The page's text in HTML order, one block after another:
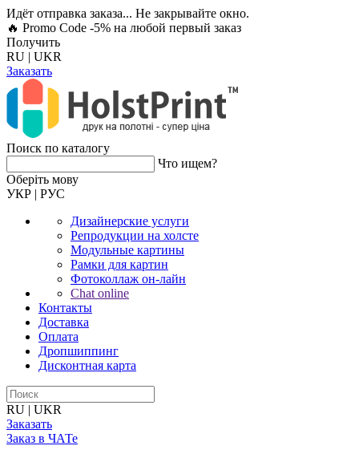
Идёт отправка заказа... Не закрывайте окно.
🔥 Promo Code -5% на любой первый заказ
Получить
RU | UKR
Заказать
Поиск по каталогу
Что ищем?
Оберiть мову
УКР | РУС
Дизайнерские услуги
Репродукции на холсте
Модульные картины
Рамки для картин
Фотоколлаж он-лайн
Chat online
Контакты
Доставка
Оплата
Дропшиппинг
Дисконтная карта
RU | UKR
Заказать
Заказ в ЧАТе